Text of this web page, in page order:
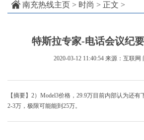
南充热线主页 > 时尚 > 正文 >
特斯拉专家-电话会议纪
2020-03-12 11:40:54 来源：互联网
【摘要】2）Model3价格，29.9万目前内部认为还
2-3万，极限可能能到25万。